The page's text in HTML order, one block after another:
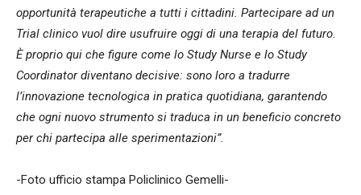
opportunità terapeutiche a tutti i cittadini. Partecipare ad un
Trial clinico vuol dire usufruire oggi di una terapia del futuro.
È proprio qui che figure come lo Study Nurse e lo Study
Coordinator diventano decisive: sono loro a tradurre
l’innovazione tecnologica in pratica quotidiana, garantendo
che ogni nuovo strumento si traduca in un beneficio concreto
per chi partecipa alle sperimentazioni”.
-Foto ufficio stampa Policlinico Gemelli-